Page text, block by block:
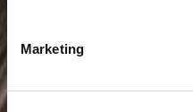
Marketing